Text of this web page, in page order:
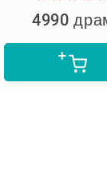
4990 драм